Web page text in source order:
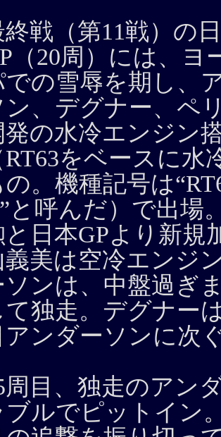
終戦（第11戦）の
（20周）には、ヨ
での雪辱を期し、
ン、デグナー、ペ
発の水冷エンジン
RT63をベースに水
の。機種記号は
と呼んだ）で出場
と日本GPより新規
義美は空冷エンジ
ソンは、中盤過ぎ
て独走。デグナー
アンダーソンに次
周目、独走のアン
ブルでピットイン